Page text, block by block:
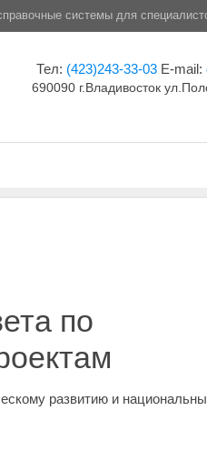
системы для
Тел: (423)243-33-03 E-mail:
690090 г.Владивосток
по
развитию и